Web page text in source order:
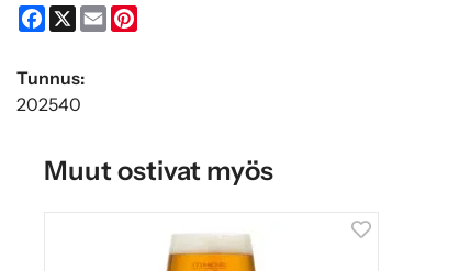
Facebook
X Email
Tunnus:
202540
Muut ostivat myös